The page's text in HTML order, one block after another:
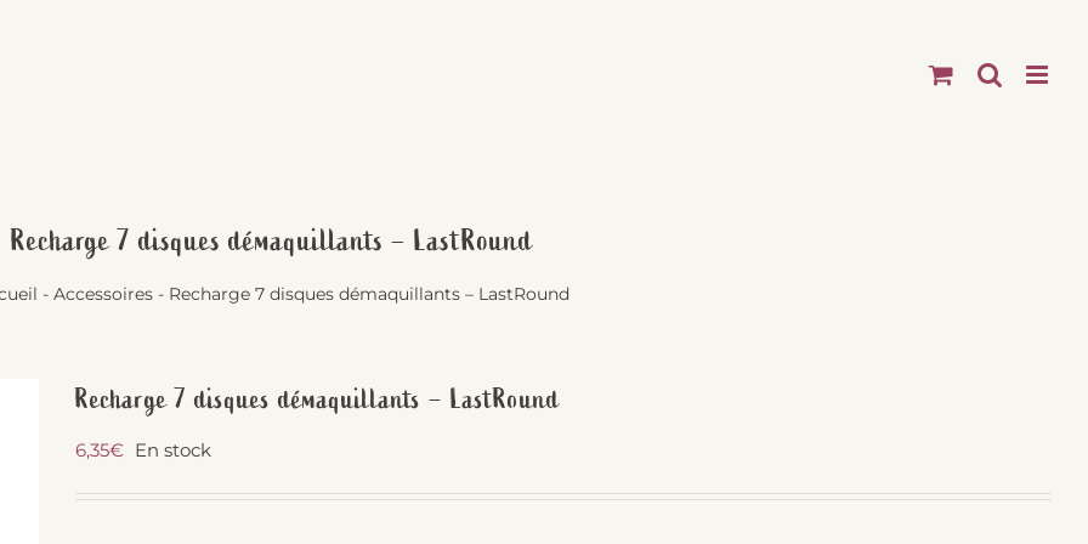
Recharge 7 disques démaquillants – LastRound
- Accessoires- Recharge 7 disques démaquillants – LastRound
Recharge 7 disques démaquillants – LastRound
6,35€ En stock